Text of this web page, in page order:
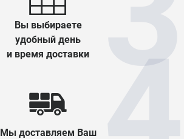
Вы выбираете
удобный день
и время доставки
Мы доставляем Ваш